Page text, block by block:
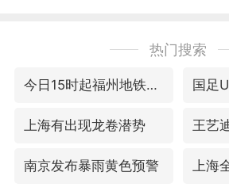
热门搜索
今日15时起福州地铁高架区段停运
上海有出现龙卷潜势
南京发布暴雨黄色预警